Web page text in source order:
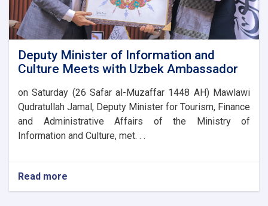
Deputy Minister of Information and
Culture Meets with Uzbek Ambassador
on Saturday (26 Safar al-Muzaffar 1448 AH) Mawlawi
Qudratullah Jamal, Deputy Minister for Tourism, Finance
and Administrative Affairs of the Ministry of
Information and Culture, met. . .
Read more
Deputy